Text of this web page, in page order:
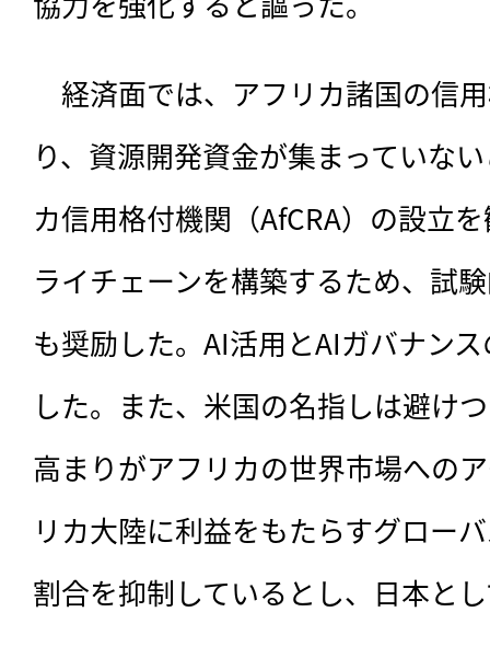
経済面では、アフリカ諸国の信
り、資源開発資金が集まっていな
カ信用格付機関（AfCRA）の設立
ライチェーンを構築するため、試
も奨励した。AI活用とAIガバナン
した。また、米国の名指しは避け
高まりがアフリカの世界市場への
リカ大陸に利益をもたらすグロー
割合を抑制しているとし、日本と